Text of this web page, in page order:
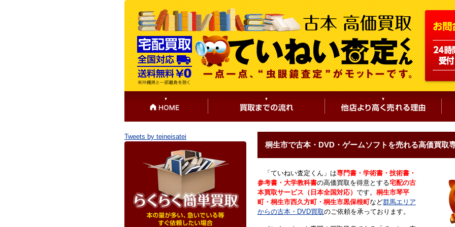
桐生市で古本・DVD・ゲームソフトを売れる高価買取
「ていねい査定くん」は専門書・学術書・技術書・
参考書・大学教科書の高価買取を得意とする宅配の古
本買取サービス（日本全国対応） です。 桐生市琴平
町・桐生市西久方町・桐生市黒保根町など群馬エリア
からの古本・DVD買取のご依頼を承っております。
Tweets by teineisatei